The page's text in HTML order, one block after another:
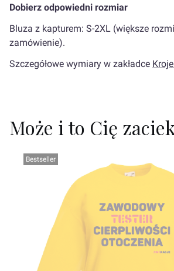
Dobierz odpowiedni rozmiar
Bluza z kapturem: S-2XL (większe
zamówienie).
Szczegółowe wymiary w zakładce
Może i to Cię
Bestseller